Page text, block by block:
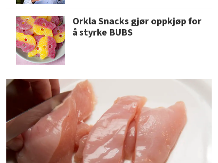
Orkla Snacks gjør oppkjøp for
å styrke BUBS